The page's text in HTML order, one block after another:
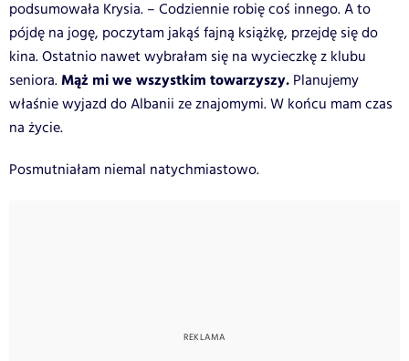
podsumowała Krysia. – Codziennie robię coś innego. A to
pójdę na jogę, poczytam jakąś fajną książkę, przejdę się do
kina. Ostatnio nawet wybrałam się na wycieczkę z klubu
seniora.Mąż mi we wszystkim towarzyszy. Planujemy
właśnie wyjazd do Albanii ze znajomymi. W końcu mam czas
na życie.
Posmutniałam niemal natychmiastowo.